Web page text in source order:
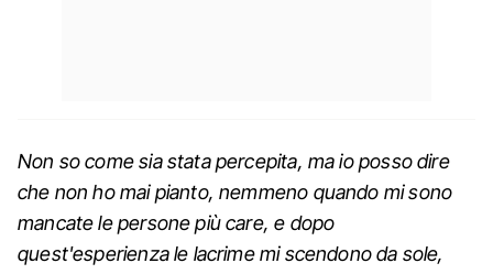
Non so come sia stata percepita, ma io posso dire
che non ho mai pianto, nemmeno quando mi sono
mancate le persone più care, e dopo
quest'esperienza le lacrime mi scendono da sole,